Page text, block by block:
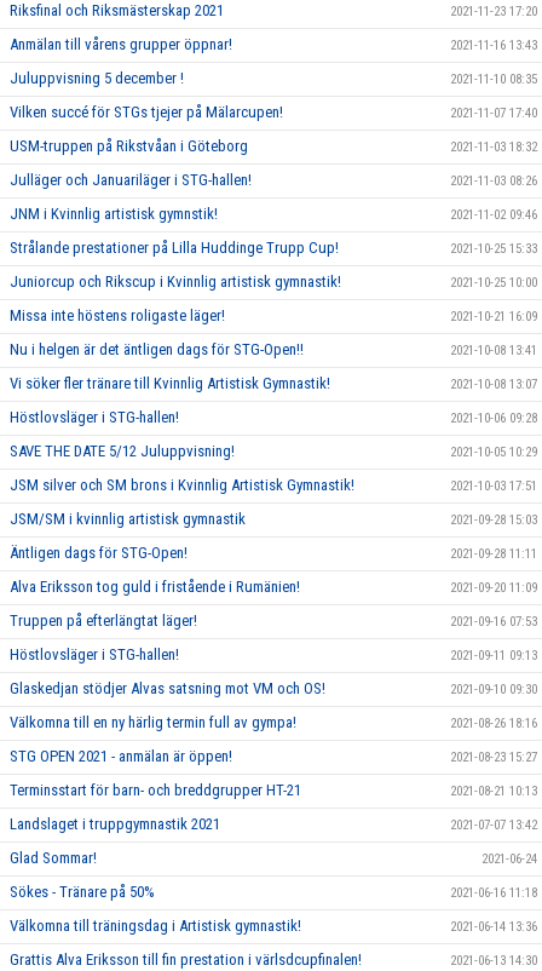
Riksfinal och Riksmästerskap 2021 2021-11-23 17:20
Anmälan till vårens grupper öppnar! 2021-11-16 13:43
Juluppvisning 5 december ! 2021-11-10 08:35
Vilken succé för STGs tjejer på Mälarcupen! 2021-11-07 17:40
USM-truppen på Rikstvåan i Göteborg 2021-11-03 18:32
Julläger och Januariläger i STG-hallen! 2021-11-03 08:26
JNM i Kvinnlig artistisk gymnstik! 2021-11-02 09:46
Strålande prestationer på Lilla Huddinge Trupp Cup! 2021-10-25 15:33
Juniorcup och Rikscup i Kvinnlig artistisk gymnastik! 2021-10-25 10:00
Missa inte höstens roligaste läger! 2021-10-21 16:09
Nu i helgen är det äntligen dags för STG-Open!! 2021-10-08 13:41
Vi söker fler tränare till Kvinnlig Artistisk Gymnastik! 2021-10-08 13:07
Höstlovsläger i STG-hallen! 2021-10-06 09:28
SAVE THE DATE 5/12 Juluppvisning! 2021-10-05 10:29
JSM silver och SM brons i Kvinnlig Artistisk Gymnastik! 2021-10-03 17:51
JSM/SM i kvinnlig artistisk gymnastik 2021-09-28 15:03
Äntligen dags för STG-Open! 2021-09-28 11:11
Alva Eriksson tog guld i fristående i Rumänien! 2021-09-20 11:09
Truppen på efterlängtat läger! 2021-09-16 07:53
Höstlovsläger i STG-hallen! 2021-09-11 09:13
Glaskedjan stödjer Alvas satsning mot VM och OS! 2021-09-10 09:30
Välkomna till en ny härlig termin full av gympa! 2021-08-26 18:16
STG OPEN 2021 - anmälan är öppen! 2021-08-23 15:27
Terminsstart för barn- och breddgrupper HT-21 2021-08-21 10:13
Landslaget i truppgymnastik 2021 2021-07-07 13:42
Glad Sommar! 2021-06-24
Sökes - Tränare på 50% 2021-06-16 11:18
Välkomna till träningsdag i Artistisk gymnastik! 2021-06-14 13:36
Grattis Alva Eriksson till fin prestation i värlsdcupfinalen! 2021-06-13 14:30